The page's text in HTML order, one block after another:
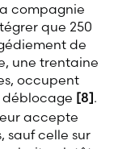
compagnie
que 250
de
une trentaine
occupent
déblocage [8].
accepte
sauf celle sur